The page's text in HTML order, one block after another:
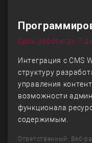
Срок работы до 7
Интеграция с CMS
структуру
управления
возможности
функционала
содержимым.
Ответственный: Веб-